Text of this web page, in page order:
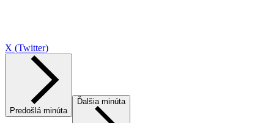
X (Twitter)
Predošlá minúta
Ďalšia minúta